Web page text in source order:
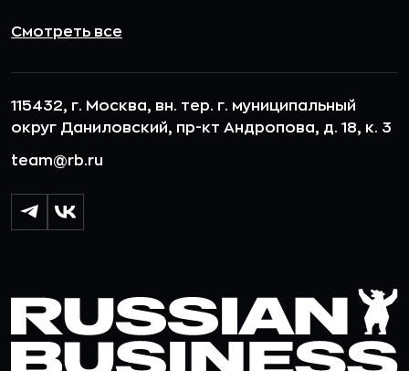
Смотреть все
115432, г. Москва, вн. тер. г. муниципальный
округ Даниловский, пр-кт Андропова, д. 18, к. 3
team@rb.ru